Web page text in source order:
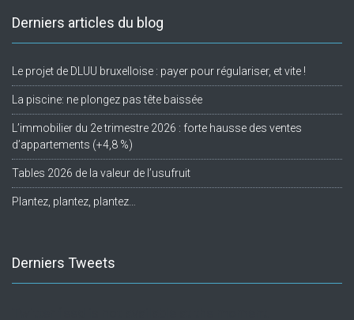
Derniers articles du blog
Le projet de DLUU bruxelloise : payer pour régulariser, et vite !
La piscine: ne plongez pas tête baissée
L’immobilier du 2e trimestre 2026 : forte hausse des ventes
d’appartements (+4,8 %)
Tables 2026 de la valeur de l’usufruit
Plantez, plantez, plantez…
Derniers Tweets